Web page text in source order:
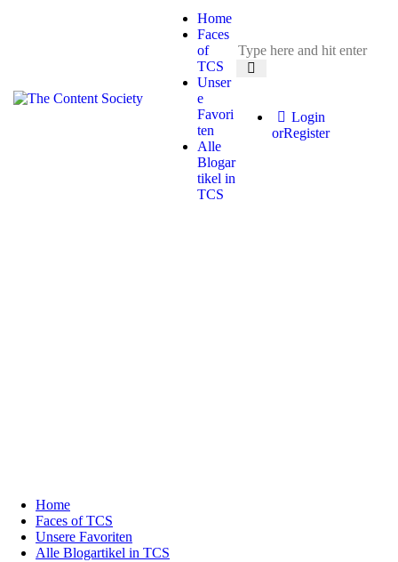
Home
Faces
of
TCS
Unser
e
Favori
ten
Alle
Blogar
tikel in
TCS
Login
orRegister
Home
Faces of TCS
Unsere Favoriten
Alle Blogartikel in TCS